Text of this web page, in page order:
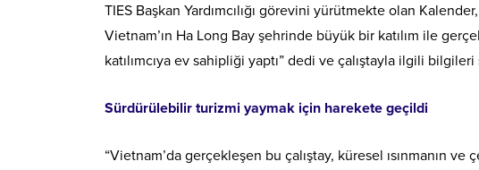
TIES Başkan Yardımcılığı görevini yürütmekte olan
Vietnam’ın Ha Long Bay şehrinde büyük bir katılım ile
katılımcıya ev sahipliği yaptı” dedi ve çalıştayla ilgili bilgileri
Sürdürülebilir turizmi yaymak için harekete geçildi
“Vietnam’da gerçekleşen bu çalıştay, küresel ısınmanın